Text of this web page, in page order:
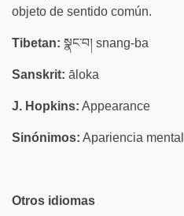
objeto de sentido común.
Tibetan: སྣང་བ། snang-ba
Sanskrit: āloka
J. Hopkins: Appearance
Sinónimos: Apariencia mental
Otros idiomas